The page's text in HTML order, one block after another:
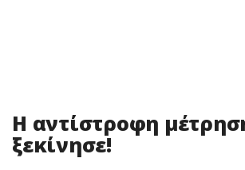
Η αντίστροφη
ξεκίνησε!